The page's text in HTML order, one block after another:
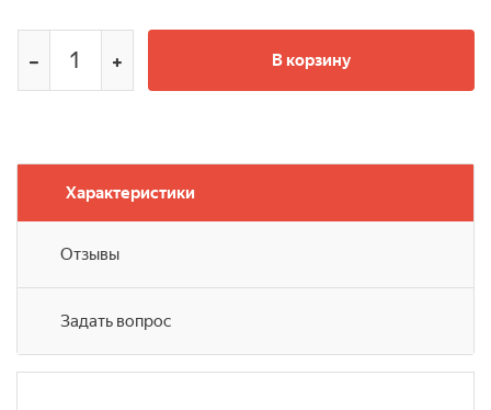
В корзину
Характеристики
Отзывы
Задать вопрос